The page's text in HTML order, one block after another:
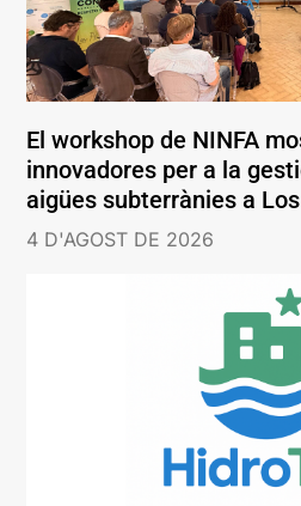
El workshop de NINFA
innovadores per a la
aigües subterrànies a
4 D'AGOST DE 2026